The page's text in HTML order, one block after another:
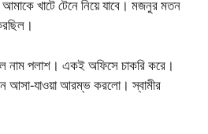
খাটে টেনে নিয়ে যাবে। মজনুর মতন
নাম পলাশ। একই অফিসে চাকরি করে।
আসা-যাওয়া আরম্ভ করলো। স্বামীর